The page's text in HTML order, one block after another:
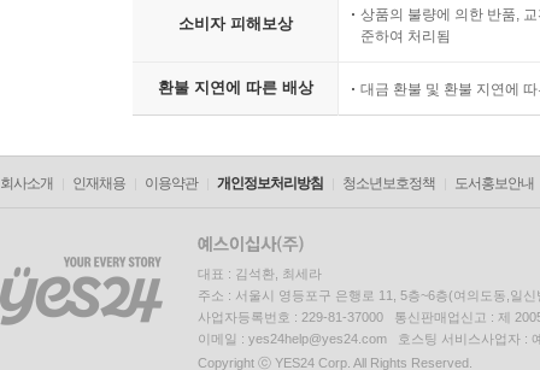
소비자 피해보상
상품의 불량에 의한 반품,
준하여 처리됨
환불 지연에 따른 배상 대금 환불 및 환불 지연에
회사소개 인재채용 이용약관 개인정보처리방침 청소년보호정책 도서홍보안내
대표 : 김석환, 최세라
주소 : 서울시 영등포구 은행로 11, 5층~6층(여의도동,일신
사업자등록번호 : 229-81-37000 통신판매업신고 : 제
이메일 : yes24help@yes24.com 호스팅 서비스사업자 :
Copyright ⓒ YES24 Corp. All Rights Reserved.